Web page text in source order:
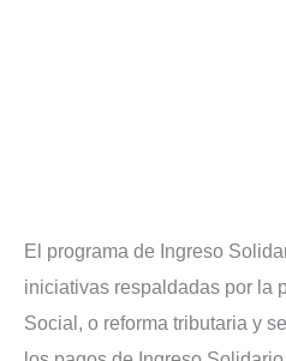
El programa de Ingreso
iniciativas respaldadas por la
Social, o reforma tributaria y